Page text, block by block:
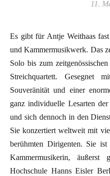
11.
Es gibt für Antje Weithaas fast kein unbekanntes Violinkonzert
und Kammermusikwerk. Das
Solo bis zum
Streichquartett. Gesegnet
Souveränität und einer
ganz individuelle Lesarten
und sich dennoch in den
Sie konzertiert weltweit mit
berühmten Dirigenten. Sie ist
Kammermusikerin, äußerst
Hochschule Hanns Eisler